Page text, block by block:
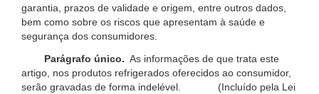
garantia, prazos de validade e origem, entre outros dados,
bem como sobre os riscos que apresentam à saúde e
segurança dos consumidores.
Parágrafo único. As informações de que trata este
artigo, nos produtos refrigerados oferecidos ao consumidor,
serão gravadas de forma indelével. (Incluído pela Lei